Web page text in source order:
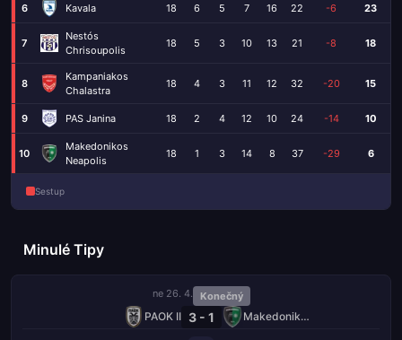
6 Kavala 18 6 5 7 16 22 -6 23
7
Nestós
Chrisoupolis
18 5 3 10 13 21 -8 18
8
Kampaniakos
Chalastra
18 4 3 11 12 32 -20 15
9 PAS Janina 18 2 4 12 10 24 -14 10
10
Makedonikos
Neapolis
18 1 3 14 8 37 -29 6
Sestup
Minulé Tipy
ne 26. 4. Konečný
PAOK II 3 - 1 Makedonikos Neapolis